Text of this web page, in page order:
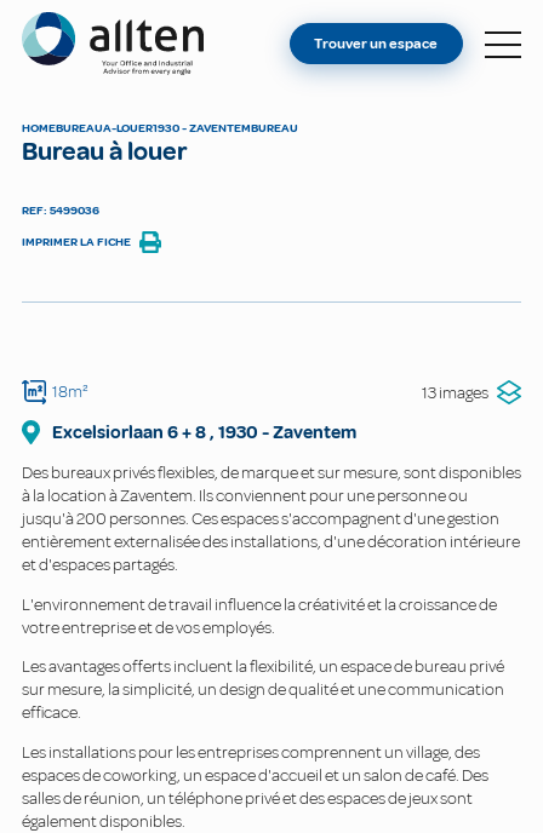
Allten
TROUVER UN ESPACE
Trouver un espace
HOMEBUREAUA-LOUER1930 - ZAVENTEMBUREAU
Bureau à louer
REF: 5499036
IMPRIMER LA FICHE
18m² 13 images
Excelsiorlaan 6 + 8, 1930 -Zaventem
Des bureaux privés flexibles, de marque et sur mesure, sont disponibles
à la location à Zaventem. Ils conviennent pour une personne ou
jusqu'à 200 personnes. Ces espaces s'accompagnent d'une gestion
entièrement externalisée des installations, d'une décoration intérieure
et d'espaces partagés.
L'environnement de travail influence la créativité et la croissance de
votre entreprise et de vos employés.
Les avantages offerts incluent la flexibilité, un espace de bureau privé
sur mesure, la simplicité, un design de qualité et une communication
efficace.
Les installations pour les entreprises comprennent un village, des
espaces de coworking, un espace d'accueil et un salon de café. Des
salles de réunion, un téléphone privé et des espaces de jeux sont
également disponibles.